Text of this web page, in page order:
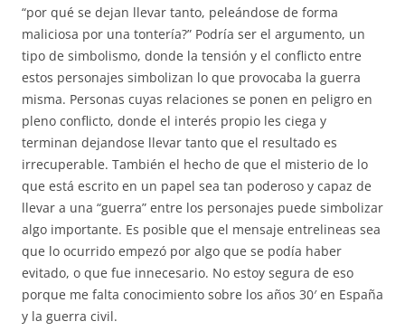
“por qué se dejan llevar tanto, peleándose de forma
maliciosa por una tontería?” Podría ser el argumento, un
tipo de simbolismo, donde la tensión y el conflicto entre
estos personajes simbolizan lo que provocaba la guerra
misma. Personas cuyas relaciones se ponen en peligro en
pleno conflicto, donde el interés propio les ciega y
terminan dejandose llevar tanto que el resultado es
irrecuperable. También el hecho de que el misterio de lo
que está escrito en un papel sea tan poderoso y capaz de
llevar a una “guerra” entre los personajes puede simbolizar
algo importante. Es posible que el mensaje entrelineas sea
que lo ocurrido empezó por algo que se podía haber
evitado, o que fue innecesario. No estoy segura de eso
porque me falta conocimiento sobre los años 30′ en España
y la guerra civil.